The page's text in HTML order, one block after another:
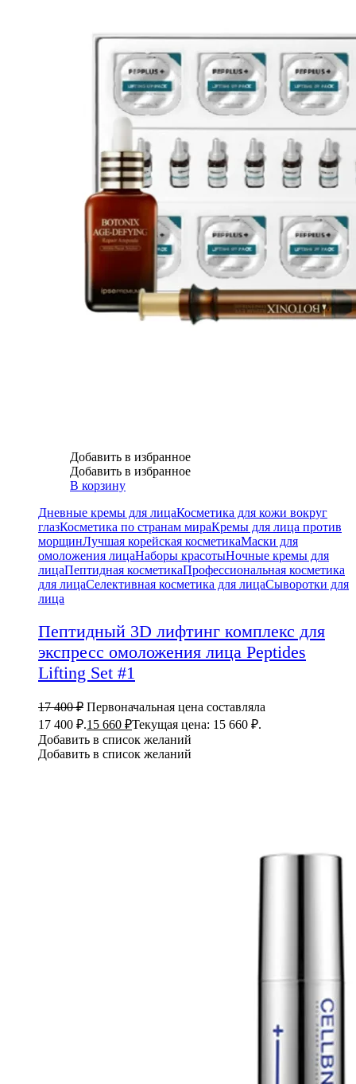
Добавить в избранное
Добавить в избранное
В корзину
Дневные кремы для лицаКосметика для кожи вокруг
глазКосметика по странам мираКремы для лица против
морщинЛучшая корейская косметикаМаски для
омоложения лицаНаборы красотыНочные кремы для
лицаПептидная косметикаПрофессиональная косметика
для лицаСелективная косметика для лицаСыворотки для
лица
Пептидный 3D лифтинг комплекс для
экспресс омоложения лица Peptides
Lifting Set #1
17 400₽ Первоначальная цена составляла
17 400 ₽.15 660 ₽Текущая цена: 15 660 ₽.
Добавить в список желаний
Добавить в список желаний